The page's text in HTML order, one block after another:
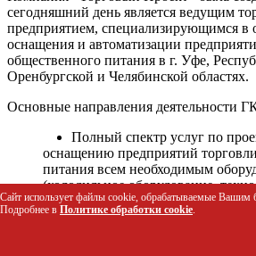
сегодняшний день является ведущим
предприятием, специализирующимся в
оснащения и автоматизации
общественного питания в г. Уфе,
Оренбургской и Челябинской областях.
Основные направления деятельности
Полный спектр услуг по
оснащению предприятий
питания всем необходимым
(холодильное оборудование,
оборудование, стеллажное
Автоматизация торговых
Сайт использует файлы cookie, обрабатываемые Вашим
Подробнее в Политике обработки cookie.